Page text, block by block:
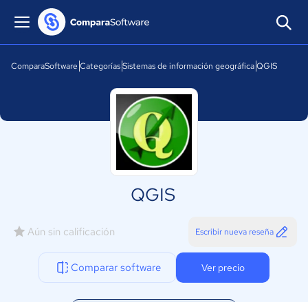
ComparaSoftware CategoríasSistemas de información geográficaQGIS
QGIS
Aún sin calificación Escribir nueva reseña
Comparar software Ver precio